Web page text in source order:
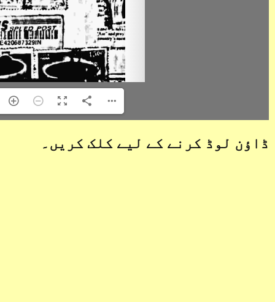
ڈاؤن لوڈ کرنے کے لیے کلک کریں۔